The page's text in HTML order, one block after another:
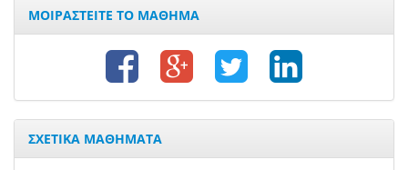
ΜΟΙΡΑΣΤΕΙΤΕ ΤΟ ΜΑΘΗΜΑ
ΣΧΕΤΙΚΑ ΜΑΘΗΜΑΤΑ